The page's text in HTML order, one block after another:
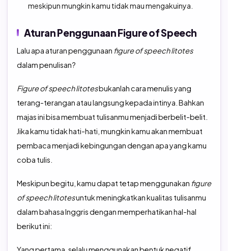
meskipun mungkin kamu tidak mau mengakuinya.
Aturan Penggunaan Figure of Speech
Lalu apa aturan penggunaan figure of speech litotes
dalam penulisan?
Figure of speech litotesbukanlah cara menulis yang
terang-terangan atau langsung kepada intinya. Bahkan
majas ini bisa membuat tulisanmu menjadi berbelit-belit.
Jika kamu tidak hati-hati, mungkin kamu akan membuat
pembaca menjadi kebingungan dengan apa yang kamu
coba tulis.
Meskipun begitu, kamu dapat tetap menggunakan figure
of speech litotesuntuk meningkatkan kualitas tulisanmu
dalam bahasa Inggris dengan memperhatikan hal-hal
berikut ini: